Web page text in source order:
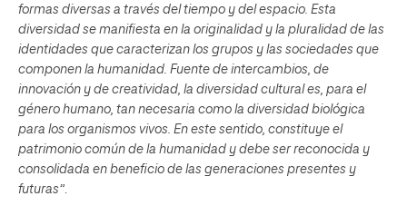
formas diversas a través del tiempo y del espacio. Esta
diversidad se manifiesta en la originalidad y la pluralidad de las
identidades que caracterizan los grupos y las sociedades que
componen la humanidad. Fuente de intercambios, de
innovación y de creatividad, la diversidad cultural es, para el
género humano, tan necesaria como la diversidad biológica
para los organismos vivos. En este sentido, constituye el
patrimonio común de la humanidad y debe ser reconocida y
consolidada en beneficio de las generaciones presentes y
futuras”